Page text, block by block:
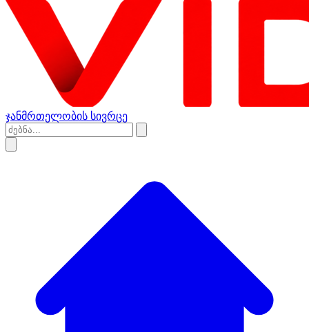
ჯანმრთელობის სივრცე